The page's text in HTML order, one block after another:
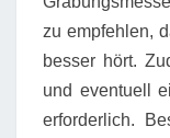
zu empfehlen,
besser hört.
und eventuell
erforderlich.